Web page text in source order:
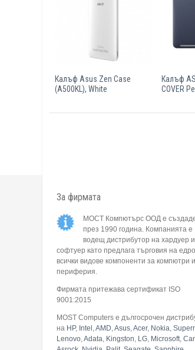
Калъф Asus Zen Case
(A500KL), White
Калъф
COVER
За фирмата
МОСТ Компютърс ООД е
през 1990 година. Компанията е
водещ дистрибутор на хардуер и
софтуер като предлага търговия на
всички видове компоненти за компютри и
периферия.
Фирмата притежава сертификат ISO
9001:2015
MOST Computers е дългосрочен
на HP, Intel AMD Asus, Acer, Nokia
Lenovo, Adata Kingston LG, Microsoft,